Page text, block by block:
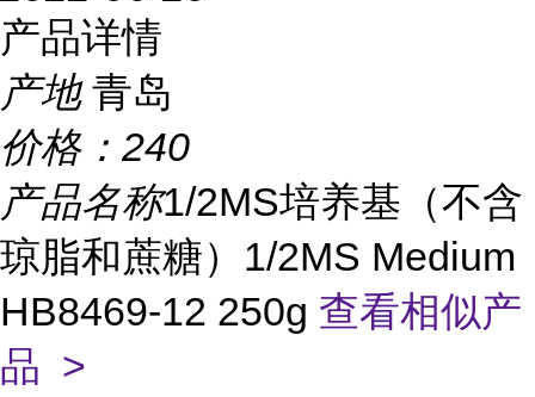
产品详情
产地 青岛
价格： 240
产品名称1/2MS培养基（不含
琼脂和蔗糖）1/2MS Medium
HB8469-12 250g 查看相似产
品 >